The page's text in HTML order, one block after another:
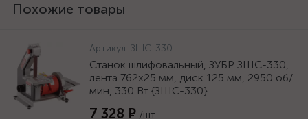
Похожие товары
Артикул: ЗШС-330
Станок шлифовальный, ЗУБР ЗШС-330,
лента 762x25 мм, диск 125 мм, 2950 об/
мин, 330 Вт {ЗШС-330}
7 328 ₽ /шт